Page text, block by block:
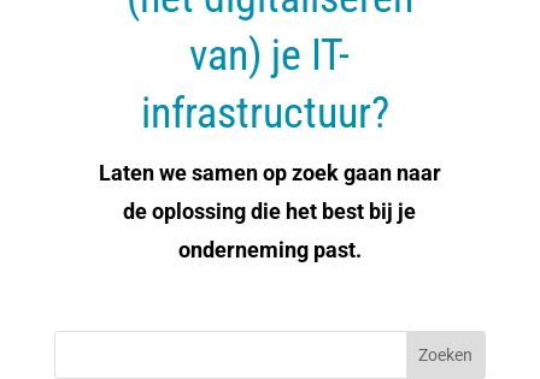
van) je IT-
infrastructuur?
Laten we samen op zoek gaan naar
de oplossing die het best bij je
onderneming past.